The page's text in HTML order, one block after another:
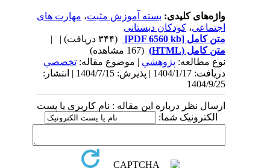
واژه‌های کلیدی:بسته آموزش مثبت،مهارت های
اجتماعی،کودکان دبستانی
متن کامل[PDF 6560 kb]
| |
متن کامل (HTML)
(167 مشاهده)
نوع مطالعه:پژوهشي| موضوع مقاله:تخصصي
دریافت: 1404/1/17 | پذیرش: 1404/7/15 | انتشار:
1404/9/25
ارسال نظر درباره این مقاله : نام کاربری یا پست
الکترونیک شما: